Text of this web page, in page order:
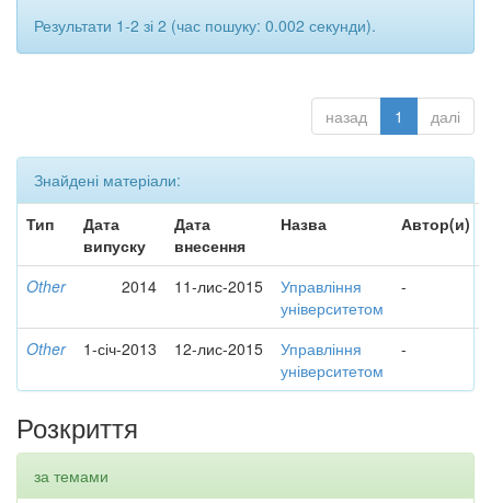
Результати 1-2 зі 2 (час пошуку: 0.002 секунди).
назад 1 далі
Знайдені матеріали:
Тип
Дата
випуску
Дата
внесення
Назва Автор(и)
Other 2014 11-лис-2015
Управління
університетом
-
Other 1-січ-2013 12-лис-2015
Управління
університетом
-
Розкриття
за темами